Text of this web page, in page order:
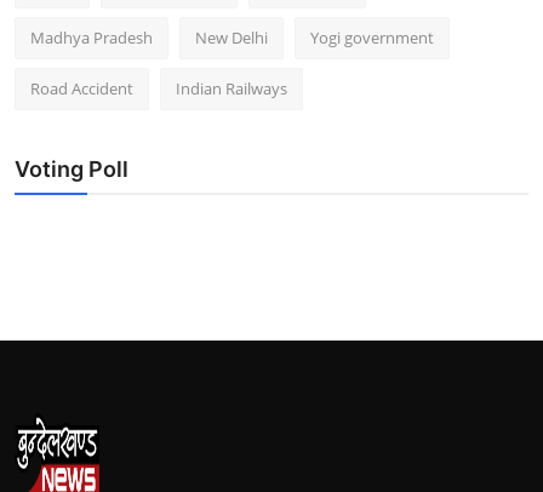
Madhya Pradesh New Delhi Yogi government
Road Accident Indian Railways
Voting Poll